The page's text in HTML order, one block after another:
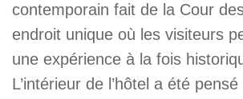
contemporain fait de la Cour
endroit unique où les visiteurs
une expérience à la fois
L’intérieur de l’hôtel a été